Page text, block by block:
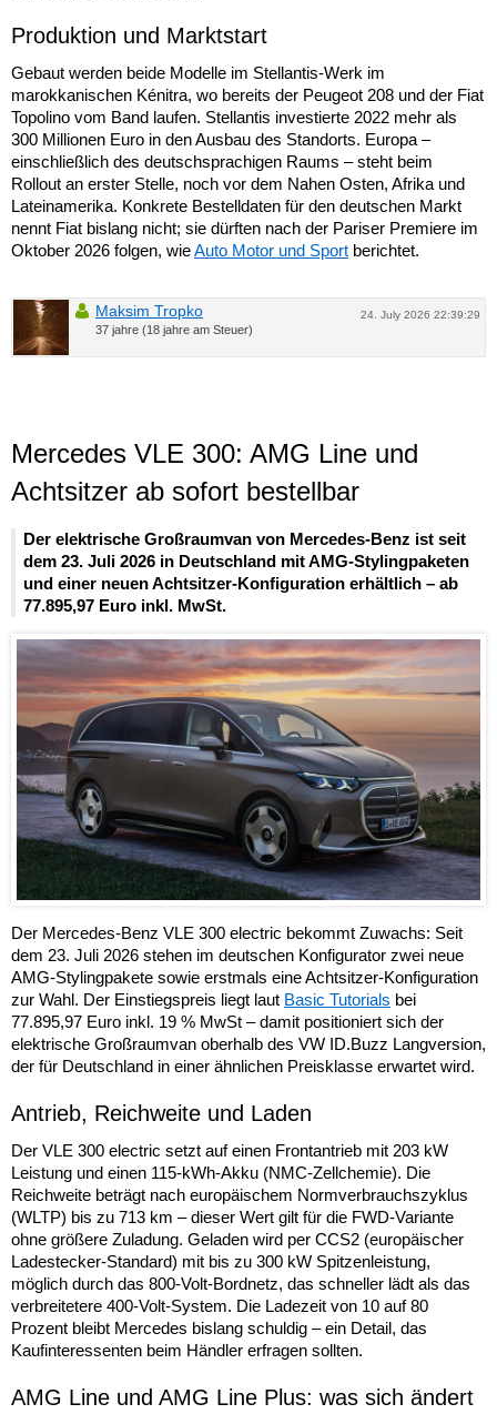
Produktion und Marktstart
Gebaut werden beide Modelle im Stellantis-Werk im
marokkanischen Kénitra, wo bereits der Peugeot 208 und der Fiat
Topolino vom Band laufen. Stellantis investierte 2022 mehr als
300 Millionen Euro in den Ausbau des Standorts. Europa –
einschließlich des deutschsprachigen Raums – steht beim
Rollout an erster Stelle, noch vor dem Nahen Osten, Afrika und
Lateinamerika. Konkrete Bestelldaten für den deutschen Markt
nennt Fiat bislang nicht; sie dürften nach der Pariser Premiere im
Oktober 2026 folgen, wieAuto Motor und Sport berichtet.
24. July 2026 22:39:29
Maksim Tropko
37 jahre (18 jahre am Steuer)
Mercedes VLE 300: AMG Line und
Achtsitzer ab sofort bestellbar
Der elektrische Großraumvan von Mercedes-Benz ist seit
dem 23. Juli 2026 in Deutschland mit AMG-Stylingpaketen
und einer neuen Achtsitzer-Konfiguration erhältlich – ab
77.895,97 Euro inkl. MwSt.
Der Mercedes-Benz VLE 300 electric bekommt Zuwachs: Seit
dem 23. Juli 2026 stehen im deutschen Konfigurator zwei neue
AMG-Stylingpakete sowie erstmals eine Achtsitzer-Konfiguration
zur Wahl. Der Einstiegspreis liegt laut Basic Tutorials bei
77.895,97 Euro inkl. 19 % MwSt – damit positioniert sich der
elektrische Großraumvan oberhalb des VW ID.Buzz Langversion,
der für Deutschland in einer ähnlichen Preisklasse erwartet wird.
Antrieb, Reichweite und Laden
Der VLE 300 electric setzt auf einen Frontantrieb mit 203 kW
Leistung und einen 115-kWh-Akku (NMC-Zellchemie). Die
Reichweite beträgt nach europäischem Normverbrauchszyklus
(WLTP) bis zu 713 km – dieser Wert gilt für die FWD-Variante
ohne größere Zuladung. Geladen wird per CCS2 (europäischer
Ladestecker-Standard) mit bis zu 300 kW Spitzenleistung,
möglich durch das 800-Volt-Bordnetz, das schneller lädt als das
verbreitetere 400-Volt-System. Die Ladezeit von 10 auf 80
Prozent bleibt Mercedes bislang schuldig – ein Detail, das
Kaufinteressenten beim Händler erfragen sollten.
AMG Line und AMG Line Plus: was sich ändert